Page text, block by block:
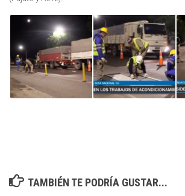
TAMBIÉN TE PODRÍA GUSTAR...